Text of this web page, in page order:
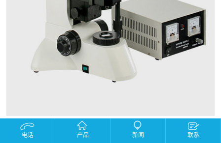
产品描述：
电话 产品 新闻 联系